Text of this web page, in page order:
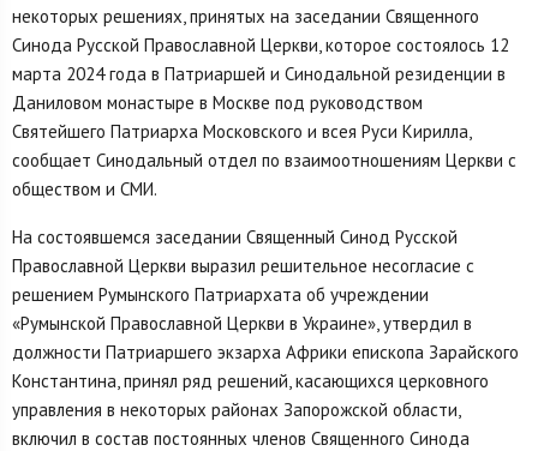
некоторых решениях, принятых на заседании Священного
Синода Русской Православной Церкви, которое состоялось 12
марта 2024 года в Патриаршей и Синодальной резиденции в
Даниловом монастыре в Москве под руководством
Святейшего Патриарха Московского и всея Руси Кирилла,
сообщает Синодальный отдел по взаимоотношениям Церкви с
обществом и СМИ.
На состоявшемся заседании Священный Синод Русской
Православной Церкви выразил решительное несогласие с
решением Румынского Патриархата об учреждении
«Румынской Православной Церкви в Украине», утвердил в
должности Патриаршего экзарха Африки епископа Зарайского
Константина, принял ряд решений, касающихся церковного
управления в некоторых районах Запорожской области,
включил в состав постоянных членов Священного Синода